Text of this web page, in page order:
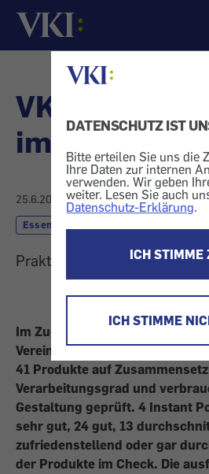
DATENSCHUTZ IST
Bitte erteilen Sie uns die
Ihre Daten zur internen
verwenden. Wir geben
weiter. Lesen Sie auch
Datenschutz-Erklärung.
ICH STIMME
ICH STIMME
Startseite
VKI: Instant
im
25.6.2026
Essen + Trinken
Praktisch aber nicht zwingend
Im Zuge des Testformats
Verein für
41 Produkte auf
Verarbeitungsgrad und
Gestaltung geprüft. 4 Instant
sehr gut, 24 gut, 13
zufriedenstellend oder gar
der Produkte im Check. Die